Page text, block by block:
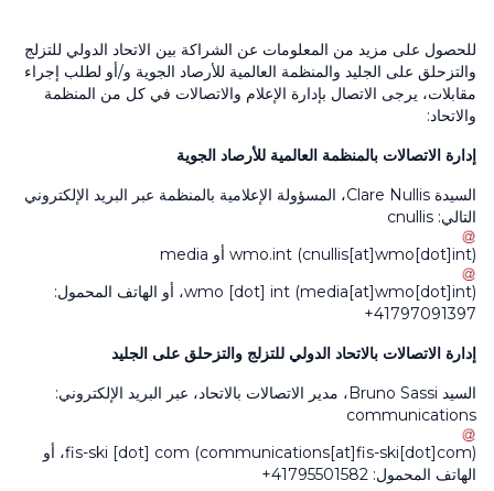
للحصول على مزيد من المعلومات عن الشراكة بين الاتحاد الدولي للتزلج
والتزحلق على الجليد والمنظمة العالمية للأرصاد الجوية و/أو لطلب إجراء
مقابلات، يرجى الاتصال بإدارة الإعلام والاتصالات في كل من المنظمة
والاتحاد:
إدارة الاتصالات بالمنظمة العالمية للأرصاد الجوية
السيدة Clare Nullis، المسؤولة الإعلامية بالمنظمة عبر البريد الإلكتروني
التالي: cnullis
wmo.int (cnullis[at]wmo[dot]int) أو media
wmo [dot] int (media[at]wmo[dot]int)
، أو الهاتف المحمول:
41797091397+
إدارة الاتصالات بالاتحاد الدولي للتزلج والتزحلق على الجليد
السيد Bruno Sassi، مدير الاتصالات بالاتحاد، عبر البريد الإلكتروني:
communications
fis-ski [dot] com (communications[at]fis-ski[dot]com)
، أو
الهاتف المحمول: 41795501582+